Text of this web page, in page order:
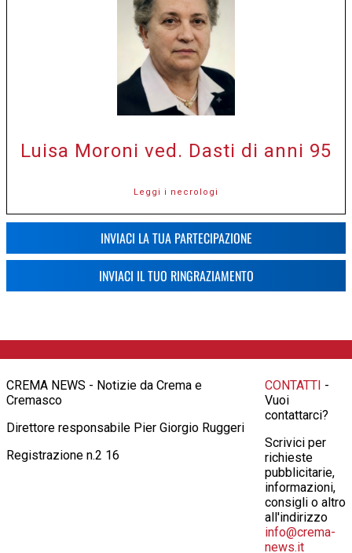
Luisa Moroni ved. Dasti di anni 95
Leggi i necrologi
INVIACI LA TUA PARTECIPAZIONE
INVIACI IL TUO RINGRAZIAMENTO
CREMA NEWS - Notizie da Crema e
Cremasco
Direttore responsabile Pier Giorgio Ruggeri
Registrazione n.2 16
CONTATTI -
Vuoi
contattarci?
Scrivici per
richieste
pubblicitarie,
informazioni,
consigli o altro
all'indirizzo
info@crema-
news.it